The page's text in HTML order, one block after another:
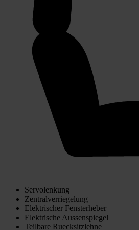
Servolenkung
Zentralverriegelung
Elektrischer Fensterheber
Elektrische Aussenspiegel
Teilbare Ruecksitzlehne